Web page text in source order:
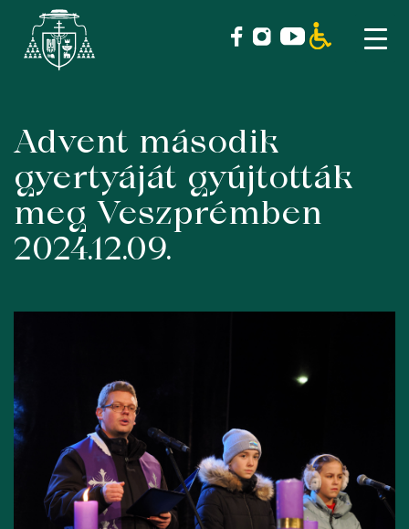
Skip
to
content
Advent második
gyertyáját gyújtották
meg Veszprémben
2024.12.09.